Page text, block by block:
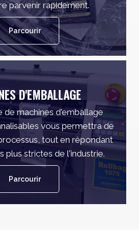
parvenir rapidement.
Parcourir
D'EMBALLAGE
machines d'emballage
vous permettra de
tout en répondant
plus strictes de l'industrie.
Parcourir